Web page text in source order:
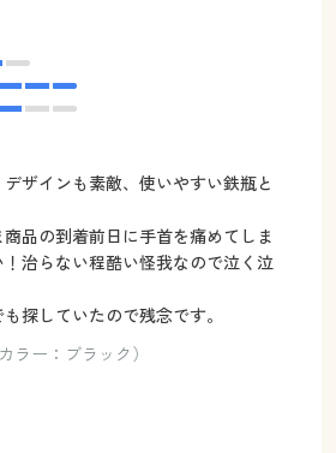
ザインも素敵、使いやすい鉄瓶と
品の到着前日に手首を痛めてしま
治らない程酷い怪我なので泣く泣
探していたので残念です。
ラー：ブラック）